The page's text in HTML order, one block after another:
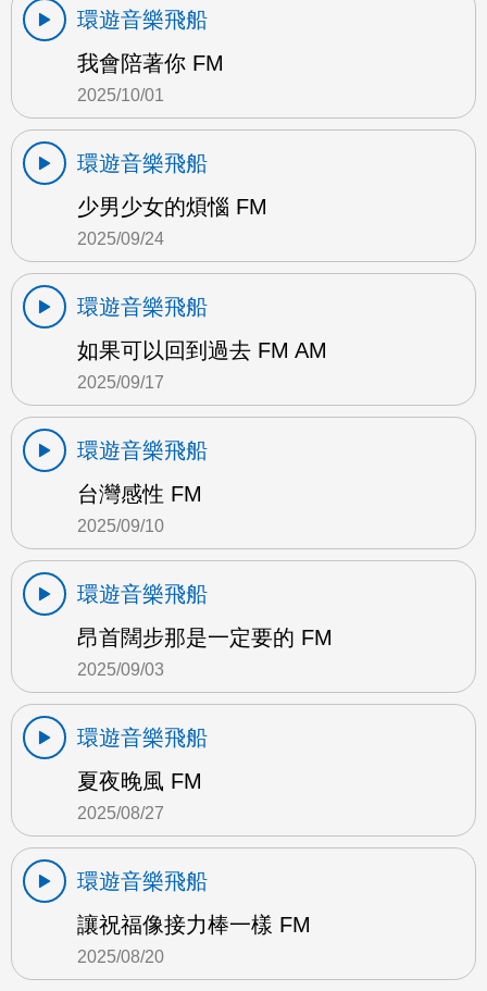
環遊音樂飛船
我會陪著你 FM
2025/10/01
環遊音樂飛船
少男少女的煩惱 FM
2025/09/24
環遊音樂飛船
如果可以回到過去 FM AM
2025/09/17
環遊音樂飛船
台灣感性 FM
2025/09/10
環遊音樂飛船
昂首闊步那是一定要的 FM
2025/09/03
環遊音樂飛船
夏夜晚風 FM
2025/08/27
環遊音樂飛船
讓祝福像接力棒一樣 FM
2025/08/20